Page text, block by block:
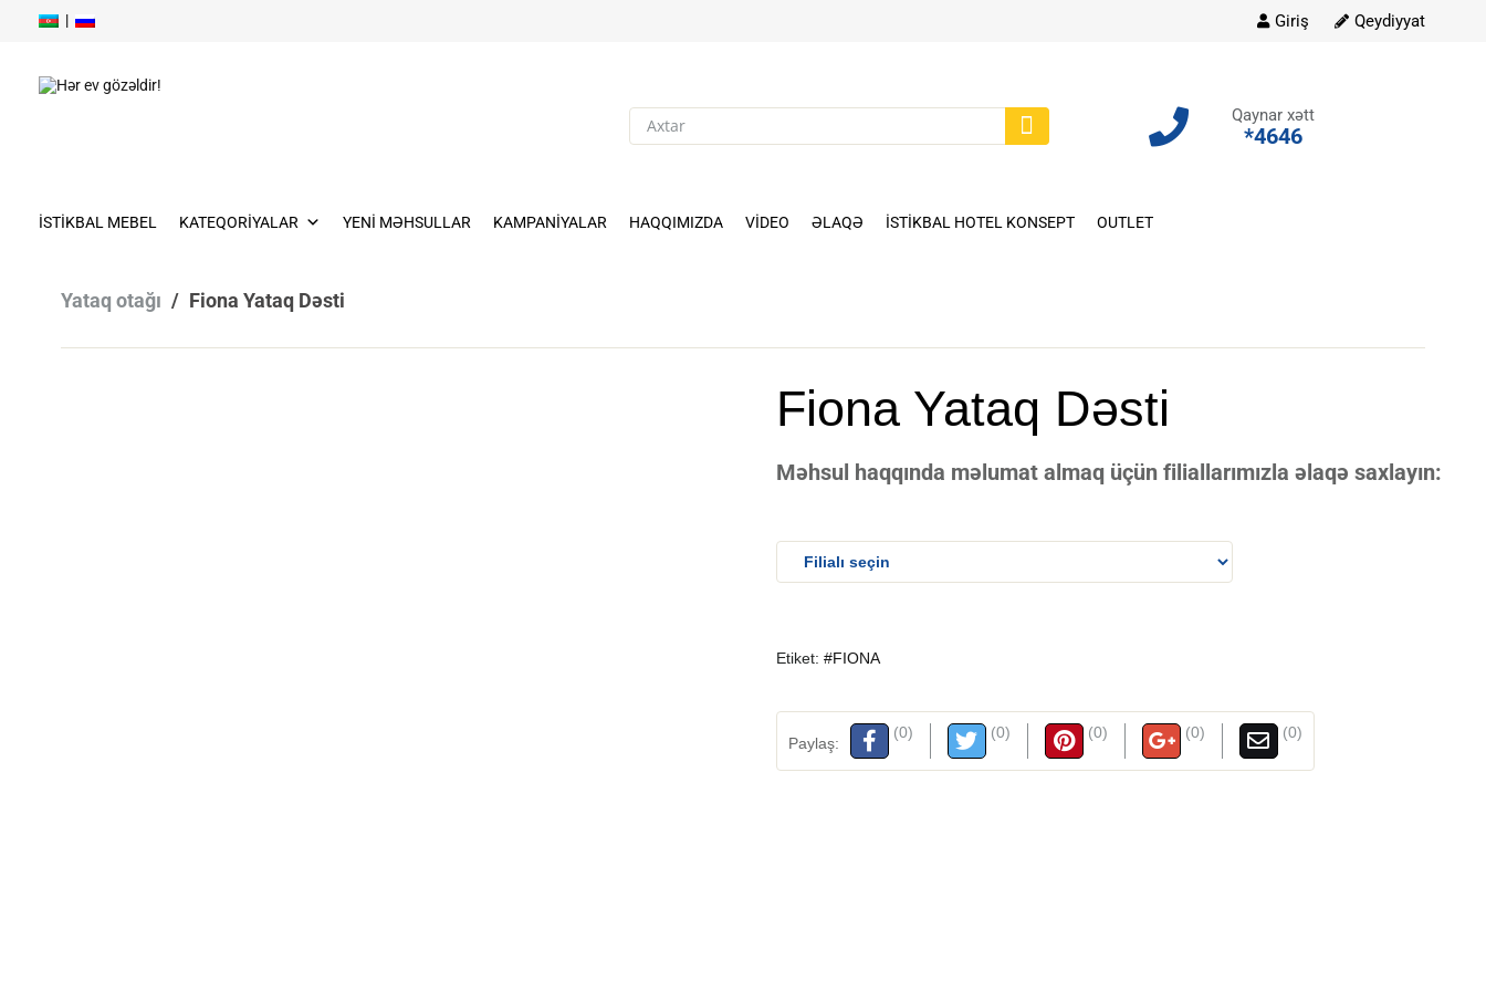
|
Giriş Qeydiyyat
Qaynar xətt
*4646
to
İSTIKBAL MEBEL KATEQORIYALAR YENI MƏHSULLAR KAMPANIYALAR HAQQIMIZDA VIDEO ƏLAQƏ İSTIKBAL HOTEL KONSEPT OUTLET
Yataq otağı / Fiona Yataq Dəsti
Fiona Yataq Dəsti
Məhsul haqqında məlumat almaq üçün filiallarımızla əlaqə saxlayın:
Etiket: #FIONA
Paylaş:
(0) (0) (0) (0) (0)